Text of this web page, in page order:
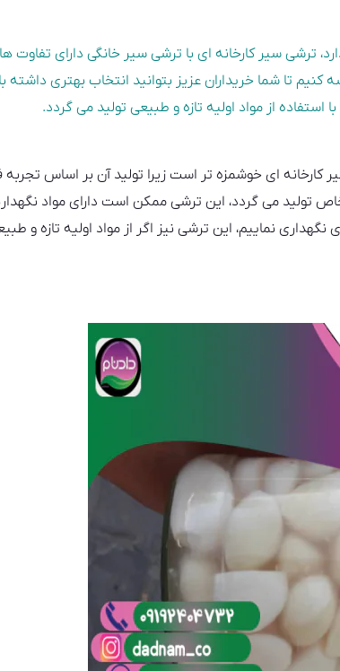
ترشی سیر کارخانه‌ ای با ترشی سیر خانگی دارای تفاوت
کنیم تا شما خریداران عزیز بتوانید انتخاب بهتری داشته
از مواد اولیه تازه و طبیعی تولید می گردد.
ای خوشمزه تر است زیرا تولید آن بر اساس تجربه
تولید می گردد، این ترشی ممکن است دارای مواد
نماییم، این ترشی نیز اگر از مواد اولیه تازه و